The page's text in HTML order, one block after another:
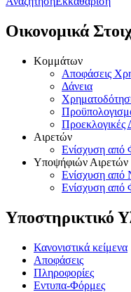
Οικονομικά
Κομμάτων
Αποφάσεις
Δάνεια
Προεκλογικές
Αιρετών
Ενίσχυση
Υποψήφιών Αιρετών
Ενίσχυση
Ενίσχυση
Υποστηρικτικό
Κανονιστικά κείμενα
Αποφάσεις
Πληροφορίες
Εντυπα-Φόρμες